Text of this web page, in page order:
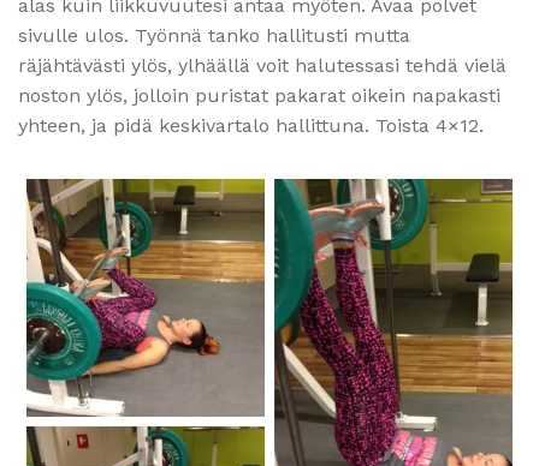
alas kuin liikkuvuutesi antaa myöten. Avaa polvet
sivulle ulos. Työnnä tanko hallitusti mutta
räjähtävästi ylös, ylhäällä voit halutessasi tehdä vielä
noston ylös, jolloin puristat pakarat oikein napakasti
yhteen, ja pidä keskivartalo hallittuna. Toista 4×12.